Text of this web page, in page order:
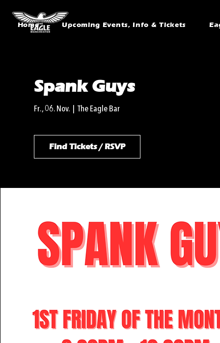
Home Upcoming Events, Info & Tickets
Spank Guys
Fr., 06. Nov.
  |
The Eagle Bar
Find Tickets / RSVP